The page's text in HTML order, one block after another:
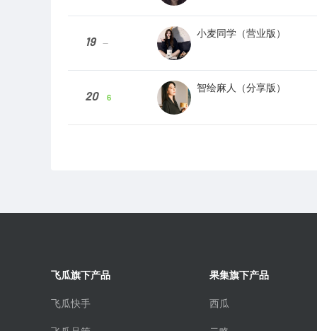
19 --
小麦同学（营业版）
20 6
智绘麻人（分享版）
飞瓜旗下产品
飞瓜快手
果集旗下产品
西瓜